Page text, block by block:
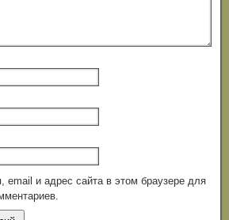
email и адрес сайта в этом браузере для